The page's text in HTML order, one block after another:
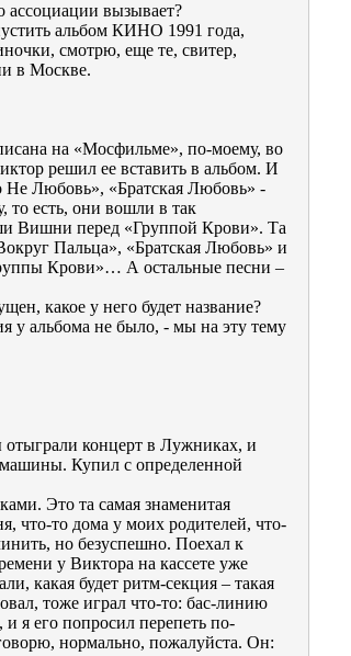
ассоциации вызывает?
альбом КИНО 1991 года,
смотрю, еще те, свитер,
в Москве.
на «Мосфильме», по-моему, во
решил ее вставить в альбом. И
Не Любовь», «Братская Любовь» -
то есть, они вошли в так
Вишни перед «Группой Крови». Та
Пальца», «Братская Любовь» и
Крови»… А остальные песни –
какое у него будет название?
у альбома не было, - мы на эту тему
концерт в Лужниках, и
машины. Купил с определенной
Это та самая знаменитая
что-то дома у моих родителей, что-
но безуспешно. Поехал к
у Виктора на кассете уже
какая будет ритм-секция – такая
тоже играл что-то: бас-линию
я его попросил перепеть по-
нормально, пожалуйста. Он: